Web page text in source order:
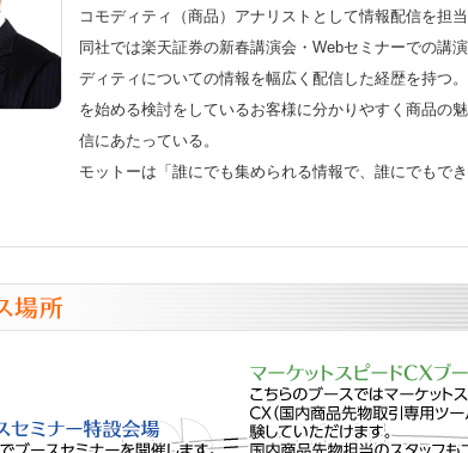
コモディティ（商品）アナリストとして情報配信を担当
同社では楽天証券の新春講演会・Webセミナーでの講
ディティについての情報を幅広く配信した経歴を持つ
を始める検討をしているお客様に分かりやすく商品の
信にあたっている。
モットーは「誰にでも集められる情報で、誰にでもで